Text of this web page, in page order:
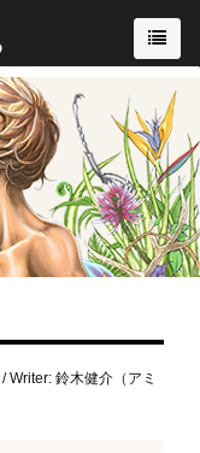
/ Writer: 鈴木健介（アミ